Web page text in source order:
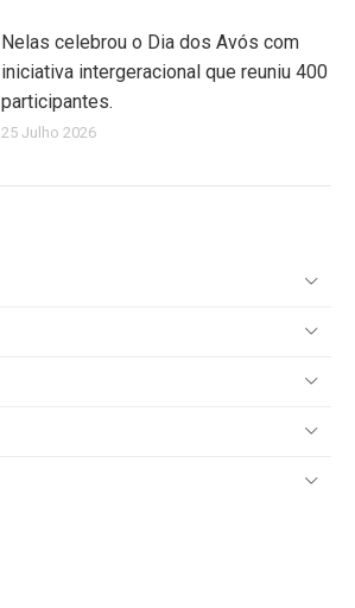
Nelas celebrou o Dia dos Avós com
iniciativa intergeracional que reuniu 400
participantes.
25 Julho 2026